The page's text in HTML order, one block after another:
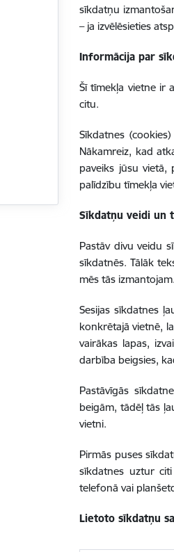
sīkdatņu
– ja izvēlēsieties
Informācija par
Šī tīmekļa vietne ir
citu.
Sīkdatnes
Nākamreiz, kad
paveiks jūsu vietā,
palīdzību tīmekļa
Sīkdatņu veidi un
Pastāv divu veidu
sīkdatnēs. Tālāk
mēs tās izmantojam.
Sesijas sīkdatnes
konkrētajā vietnē,
vairākas lapas,
darbība beigsies,
Pastāvīgās
beigām, tādēļ tās
vietni.
Pirmās puses
sīkdatnes uztur
telefonā vai
Lietoto sīkdatņu